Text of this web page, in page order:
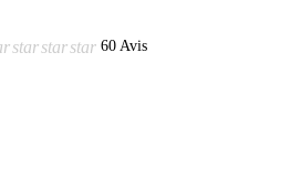
starstarstar 60 Avis